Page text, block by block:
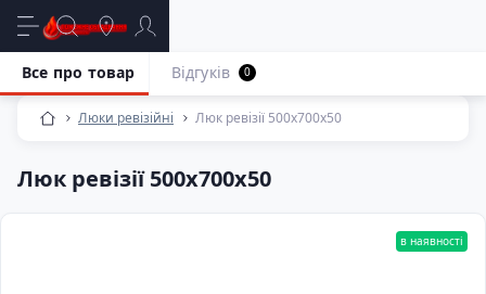
Люки ревізійні Люк ревізії 500х700х50
Люк ревізії 500х700х50
Все про товар Відгуків 0
в наявності